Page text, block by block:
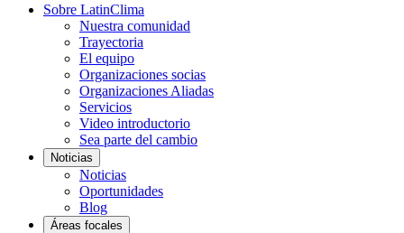
Sobre LatinClima
Nuestra comunidad
Trayectoria
El equipo
Organizaciones socias
Organizaciones Aliadas
Servicios
Video introductorio
Sea parte del cambio
Noticias
Noticias
Oportunidades
Blog
Áreas focales